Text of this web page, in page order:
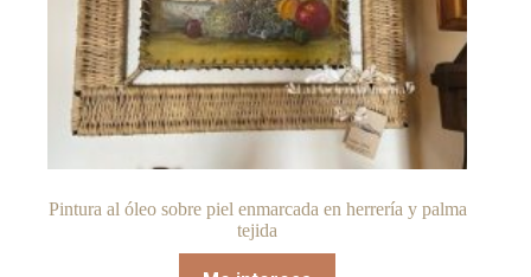
Pintura al óleo sobre piel enmarcada en herrería y palma
tejida